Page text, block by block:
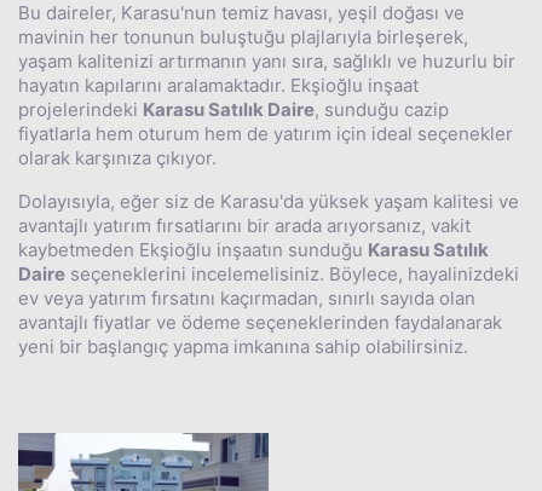
Bu daireler, Karasu'nun temiz havası, yeşil doğası ve
mavinin her tonunun buluştuğu plajlarıyla birleşerek,
yaşam kalitenizi artırmanın yanı sıra, sağlıklı ve huzurlu bir
hayatın kapılarını aralamaktadır. Ekşioğlu inşaat
projelerindeki Karasu Satılık Daire, sunduğu cazip
fiyatlarla hem oturum hem de yatırım için ideal seçenekler
olarak karşınıza çıkıyor.
Dolayısıyla, eğer siz de Karasu'da yüksek yaşam kalitesi ve
avantajlı yatırım fırsatlarını bir arada arıyorsanız, vakit
kaybetmeden Ekşioğlu inşaatın sunduğu Karasu Satılık
Daire seçeneklerini incelemelisiniz. Böylece, hayalinizdeki
ev veya yatırım fırsatını kaçırmadan, sınırlı sayıda olan
avantajlı fiyatlar ve ödeme seçeneklerinden faydalanarak
yeni bir başlangıç yapma imkanına sahip olabilirsiniz.